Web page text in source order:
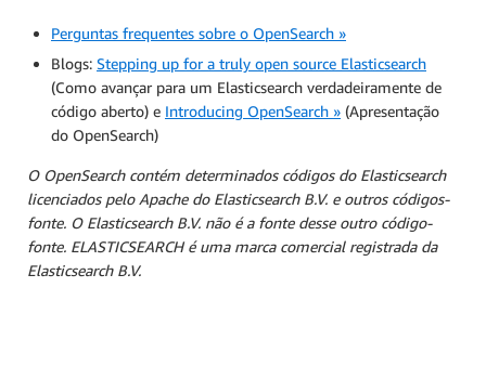
Perguntas frequentes sobre o OpenSearch »
Blogs: Stepping up for a truly open source Elasticsearch
(Como avançar para um Elasticsearch verdadeiramente de
código aberto) e Introducing OpenSearch » (Apresentação
do OpenSearch)
O OpenSearch contém determinados códigos do Elasticsearch
licenciados pelo Apache do Elasticsearch B.V. e outros códigos-
fonte. O Elasticsearch B.V. não é a fonte desse outro código-
fonte. ELASTICSEARCH é uma marca comercial registrada da
Elasticsearch B.V.